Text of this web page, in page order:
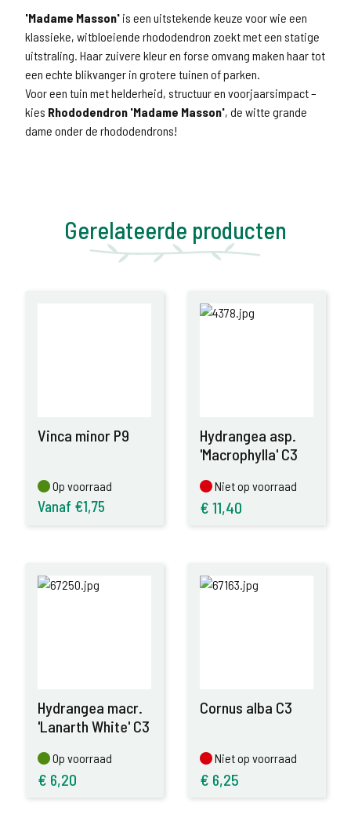
'Madame Masson' is een uitstekende keuze voor wie een
klassieke, witbloeiende rhododendron zoekt met een statige
uitstraling. Haar zuivere kleur en forse omvang maken haar tot
een echte blikvanger in grotere tuinen of parken.
Voor een tuin met helderheid, structuur en voorjaarsimpact –
kies Rhododendron 'Madame Masson', de witte grande
dame onder de rhododendrons!
Gerelateerde producten
Vinca minor P9
Op voorraad
Op voorraad
Vanaf €1,75
Hydrangea asp.
'Macrophylla' C3
Niet op voorraad
Niet op voorraad
€ 11,40
Hydrangea macr.
'Lanarth White' C3
Op voorraad
Op voorraad
€ 6,20
Cornus alba C3
Niet op voorraad
Niet op voorraad
€ 6,25